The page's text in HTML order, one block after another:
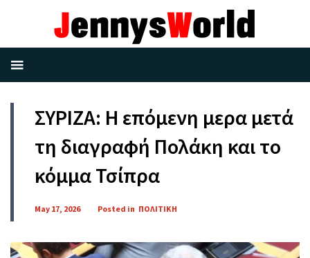
ΣΥΡΙΖΑ: Η επόμενη μερα μετά
τη διαγραφή Πολάκη και το
κόμμα Τσίπρα
May 17, 2026 Posted in ΠΟΛΙΤΙΚΗ